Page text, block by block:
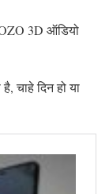
3D ऑडियो
चाहे दिन हो या